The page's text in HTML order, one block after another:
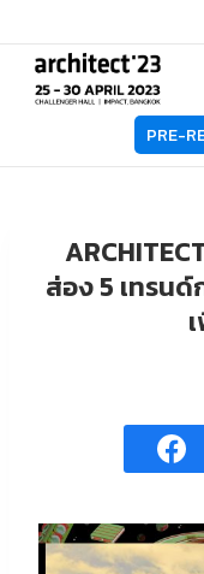
content
PRE-
ส่อง 5 เทรน